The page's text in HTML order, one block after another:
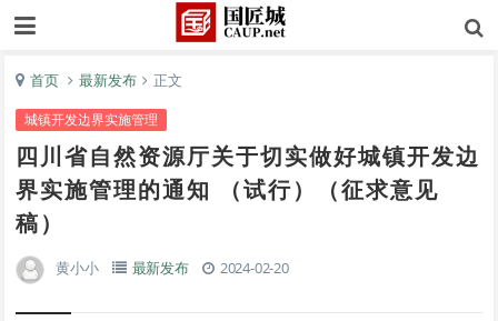
首页 最新发布 正文
城镇开发边界实施管理
四川省自然资源厅关于切实做好城镇开发边
界实施管理的通知 （试行）（征求意见
稿）
黄小小 最新发布 2024-02-20